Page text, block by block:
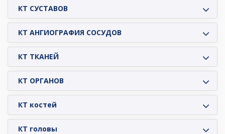
КТ СУСТАВОВ
КТ АНГИОГРАФИЯ СОСУДОВ
КТ ТКАНЕЙ
КТ ОРГАНОВ
КТ костей
КТ головы